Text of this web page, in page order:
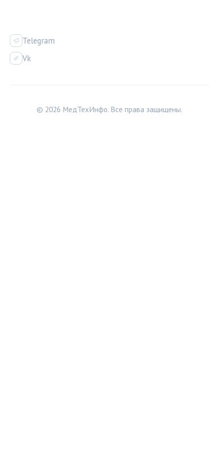
Telegram
Vk
© 2026 МедТехИнфо. Все права защищены.